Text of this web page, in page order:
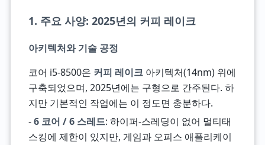
1. 주요 사양: 2025년의 커피 레이크
아키텍처와 기술 공정
코어 i5-8500은 커피 레이크아키텍처(14nm) 위에
구축되었으며, 2025년에는 구형으로 간주된다. 하
지만 기본적인 작업에는 이 정도면 충분하다.
-6 코어 / 6 스레드: 하이퍼-스레딩이 없어 멀티태
스킹에 제한이 있지만, 게임과 오피스 애플리케이